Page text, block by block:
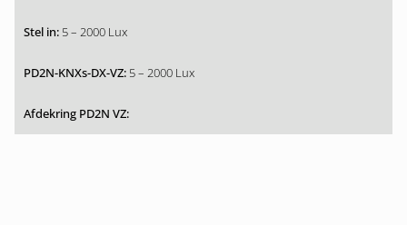
5 – 2000 Lux
5 – 2000 Lux